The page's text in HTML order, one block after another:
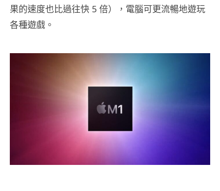
果的速度也比過往快 5 倍），電腦可更流暢地遊玩
各種遊戲。